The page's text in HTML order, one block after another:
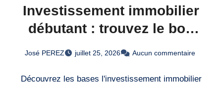
Investissement immobilier
débutant : trouvez le bon
bien
José PEREZ juillet 25, 2026 Aucun commentaire
Découvrez les bases l'investissement immobilier